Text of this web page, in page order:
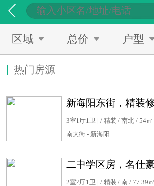
区域 总价 户型
热门房源
3室1厅1卫 | / 精装 / 南北 / 54㎡
南大街 - 新海阳
2室2厅1卫 | / 精装 / 南 / 77.39㎡